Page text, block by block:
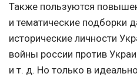
Также пользуются
и тематические подборки
исторические личности
войны россии против
и т. д. Но только в